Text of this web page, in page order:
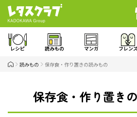
レシピ 読みもの マンガ フレン
読みもの 保存食・作り置きの読みもの
保存食・作り置き